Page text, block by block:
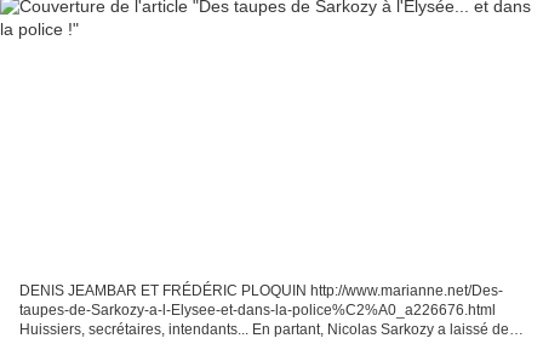
DENIS JEAMBAR ET FRÉDÉRIC PLOQUIN http://www.marianne.net/Des-
taupes-de-Sarkozy-a-l-Elysee-et-dans-la-police%C2%A0_a226676.html
Huissiers, secrétaires, intendants... En partant, Nicolas Sarkozy a laissé de